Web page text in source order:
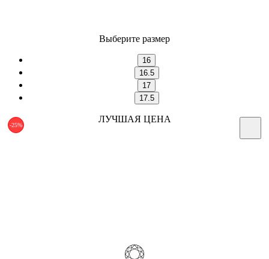
Выберите размер
16
16.5
17
17.5
-25%
ЛУЧШАЯ ЦЕНА